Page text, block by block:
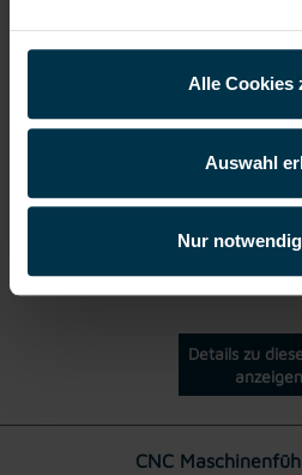
Alle Cookies
Auswahl
Nur
Vollzeit
Randegg
Details zu
anzeigen
CNC